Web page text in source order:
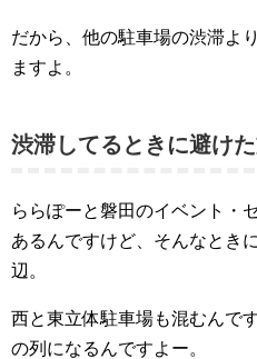
だから、他の駐車場の渋滞よ
ますよ。
渋滞してるときに避け
ららぽーと磐田のイベント・
あるんですけど、そんなとき
辺。
西と東立体駐車場も混むんで
の列になるんですよー。